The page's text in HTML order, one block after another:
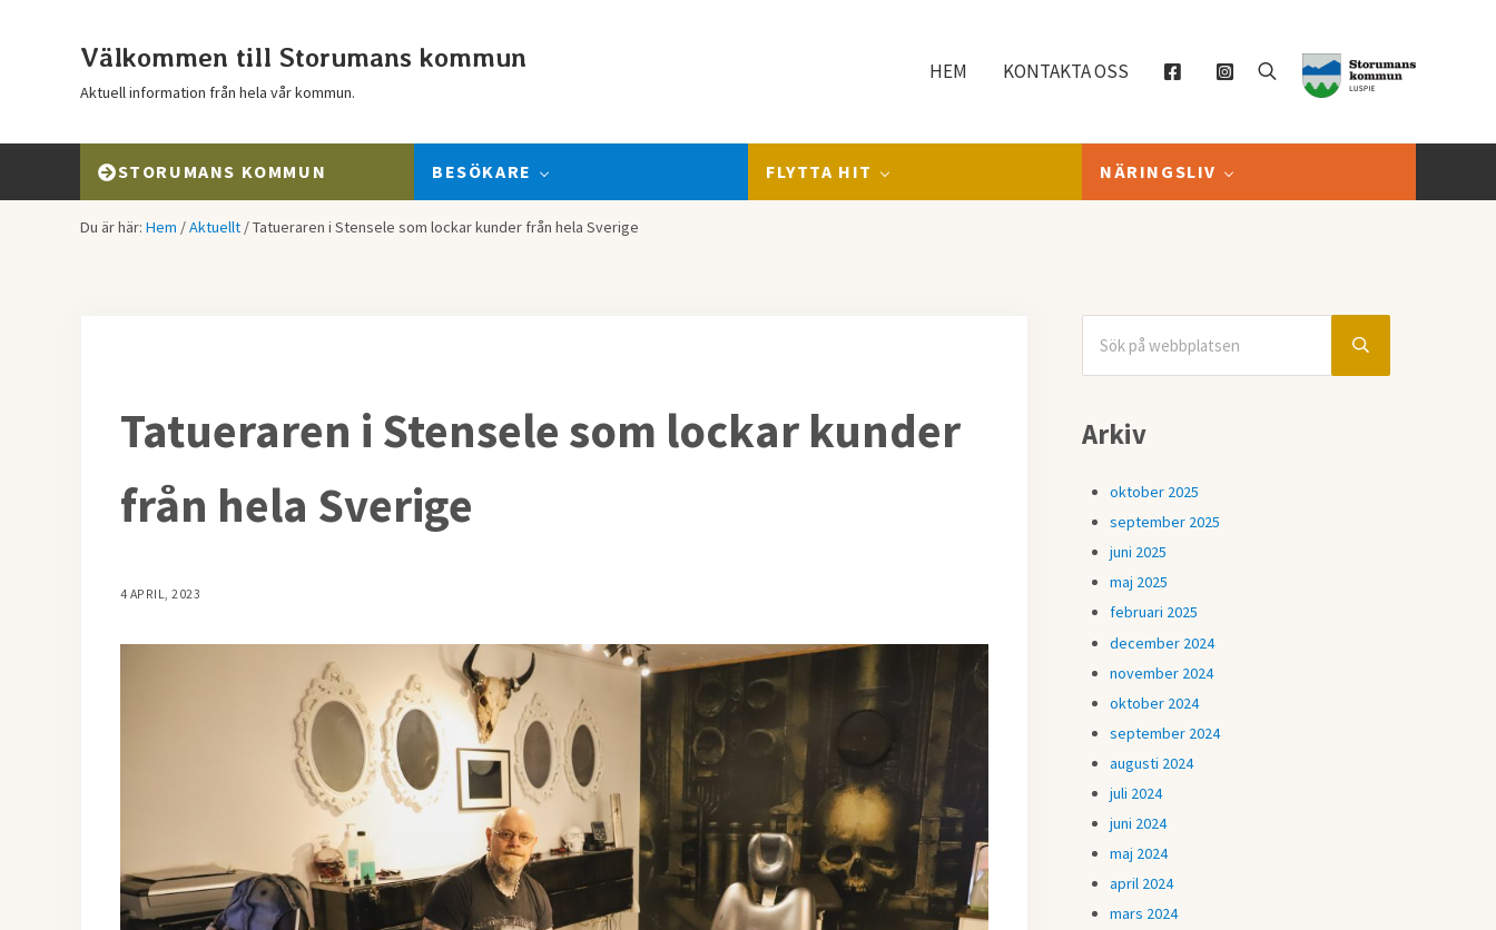
Välkommen till Storumans kommun
Aktuell information från hela vår kommun.
HEM KONTAKTA OSS Sök
STORUMANS KOMMUN BESÖKARE FLYTTA HIT NÄRINGSLIV
Du är här: Hem /Aktuellt /Tatueraren i Stensele som lockar kunder från hela Sverige
Tatueraren i Stensele som lockar kunder
från hela Sverige
4 APRIL, 2023
Sidebar
Submit search
Arkiv
oktober 2025
september 2025
juni 2025
maj 2025
februari 2025
december 2024
november 2024
oktober 2024
september 2024
augusti 2024
juli 2024
juni 2024
maj 2024
april 2024
mars 2024